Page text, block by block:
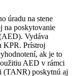
úradu na stene
na poskytovanie
Vydáva
KPR. Prístroj
ak je to
AED v rámci
(TANR) poskytnú aj